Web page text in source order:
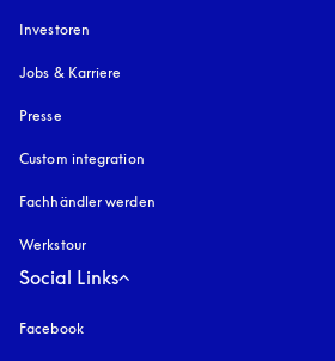
Investoren
Jobs & Karriere
Presse
Custom integration
Fachhändler werden
Werkstour
Social Links
Facebook